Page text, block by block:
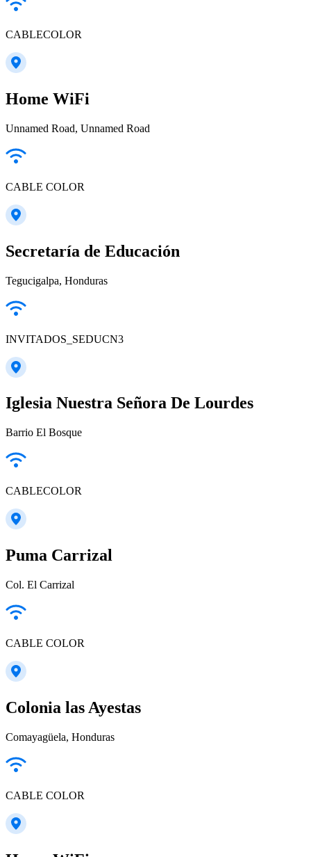
CABLECOLOR
Home WiFi
Unnamed Road, Unnamed Road
CABLE COLOR
Secretaría de Educación
Tegucigalpa, Honduras
INVITADOS_SEDUCN3
Iglesia Nuestra Señora De Lourdes
Barrio El Bosque
CABLECOLOR
Puma Carrizal
Col. El Carrizal
CABLE COLOR
Colonia las Ayestas
Comayagüela, Honduras
CABLE COLOR